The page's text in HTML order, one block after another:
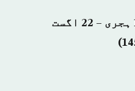
بدھ – 10 ذی الحجہ 1439 ہجری – 22 اگست